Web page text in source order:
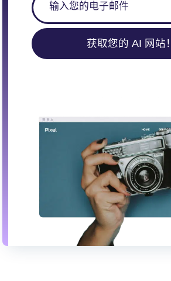
获取您的 AI 网站！